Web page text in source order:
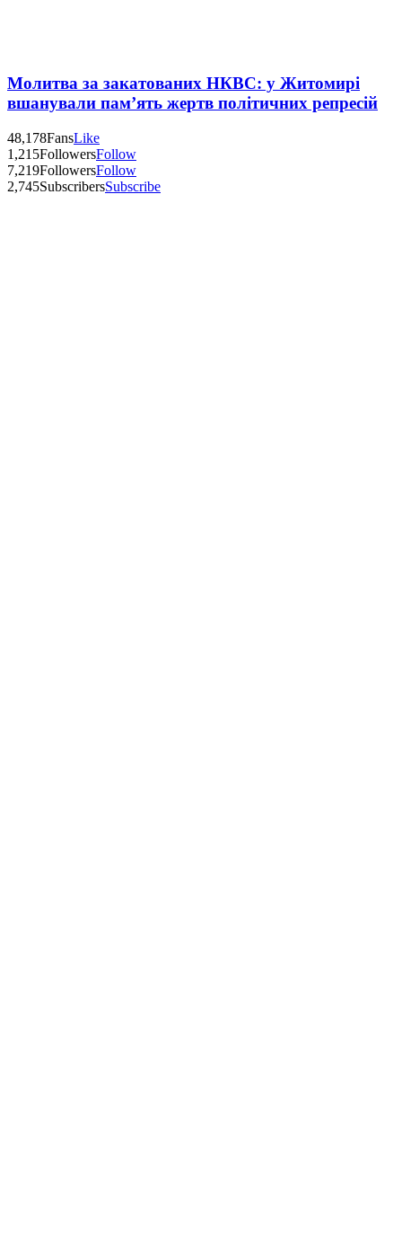
Молитва за закатованих НКВС: у Житомирі
вшанували пам’ять жертв політичних репресій
48,178FansLike
1,215FollowersFollow
7,219FollowersFollow
2,745SubscribersSubscribe